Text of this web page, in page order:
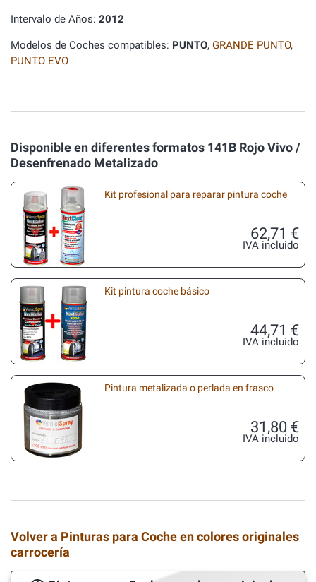
Intervalo de Años: 2012
Modelos de Coches compatibles: PUNTO, GRANDE PUNTO,
PUNTO EVO
Disponible en diferentes formatos 141B Rojo Vivo /
Desenfrenado Metalizado
Kit profesional para reparar pintura coche
62,71 €
IVA incluido
Kit pintura coche básico
44,71 €
IVA incluido
Pintura metalizada o perlada en frasco
31,80 €
IVA incluido
Volver a Pinturas para Coche en colores originales
carrocería